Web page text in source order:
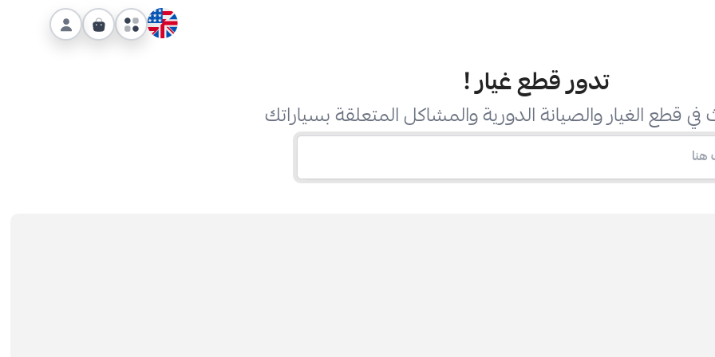
تدور قطع غيار!
قطع الغيار والصيانة الدورية والمشاكل المتعلقة بسياراتك